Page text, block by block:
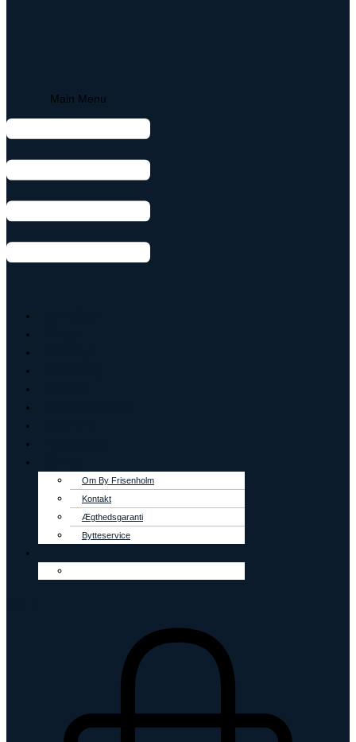
Main Menu
Om By Frisenholm
Kontakt
Ægthedsgaranti
Bytteservice